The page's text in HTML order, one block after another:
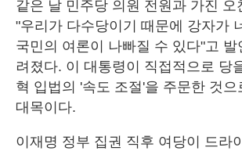
같은 날 민주당 의원 전원과 가진 오
"우리가 다수당이기 때문에 강자가
국민의 여론이 나빠질 수 있다"고
려졌다. 이 대통령이 직접적으로 당
혁 입법의 '속도 조절'을 주문한 것으
대목이다.
이재명 정부 집권 직후 여당이 드라